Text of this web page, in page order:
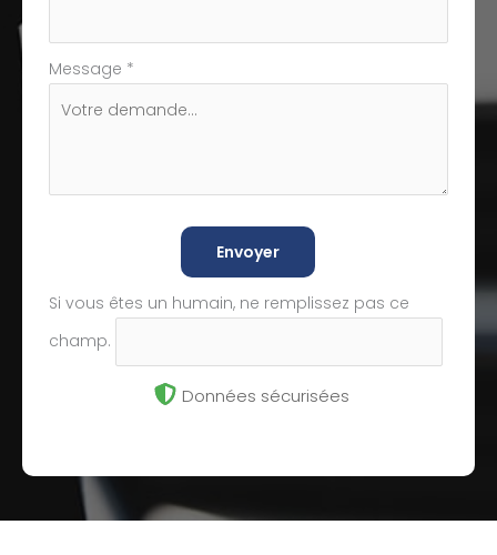
Message *
Envoyer
Si vous êtes un humain, ne remplissez pas ce
champ.
Données sécurisées